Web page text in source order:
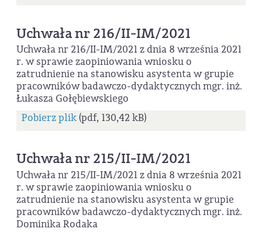
Uchwała nr 216/II-IM/2021
Uchwała nr 216/II-IM/2021 z dnia 8 września 2021
r. w sprawie zaopiniowania wniosku o
zatrudnienie na stanowisku asystenta w grupie
pracowników badawczo-dydaktycznych mgr. inż.
Łukasza Gołębiewskiego
Pobierz plik(pdf, 130,42 kB)
Uchwała nr 215/II-IM/2021
Uchwała nr 215/II-IM/2021 z dnia 8 września 2021
r. w sprawie zaopiniowania wniosku o
zatrudnienie na stanowisku asystenta w grupie
pracowników badawczo-dydaktycznych mgr. inż.
Dominika Rodaka